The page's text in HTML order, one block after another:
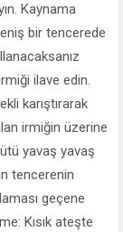
Kaynama
bir tencerede
ilave edin.
karıştırarak
irmiğin üzerine
yavaş yavaş
tencerenin
geçene
Kısık ateşte